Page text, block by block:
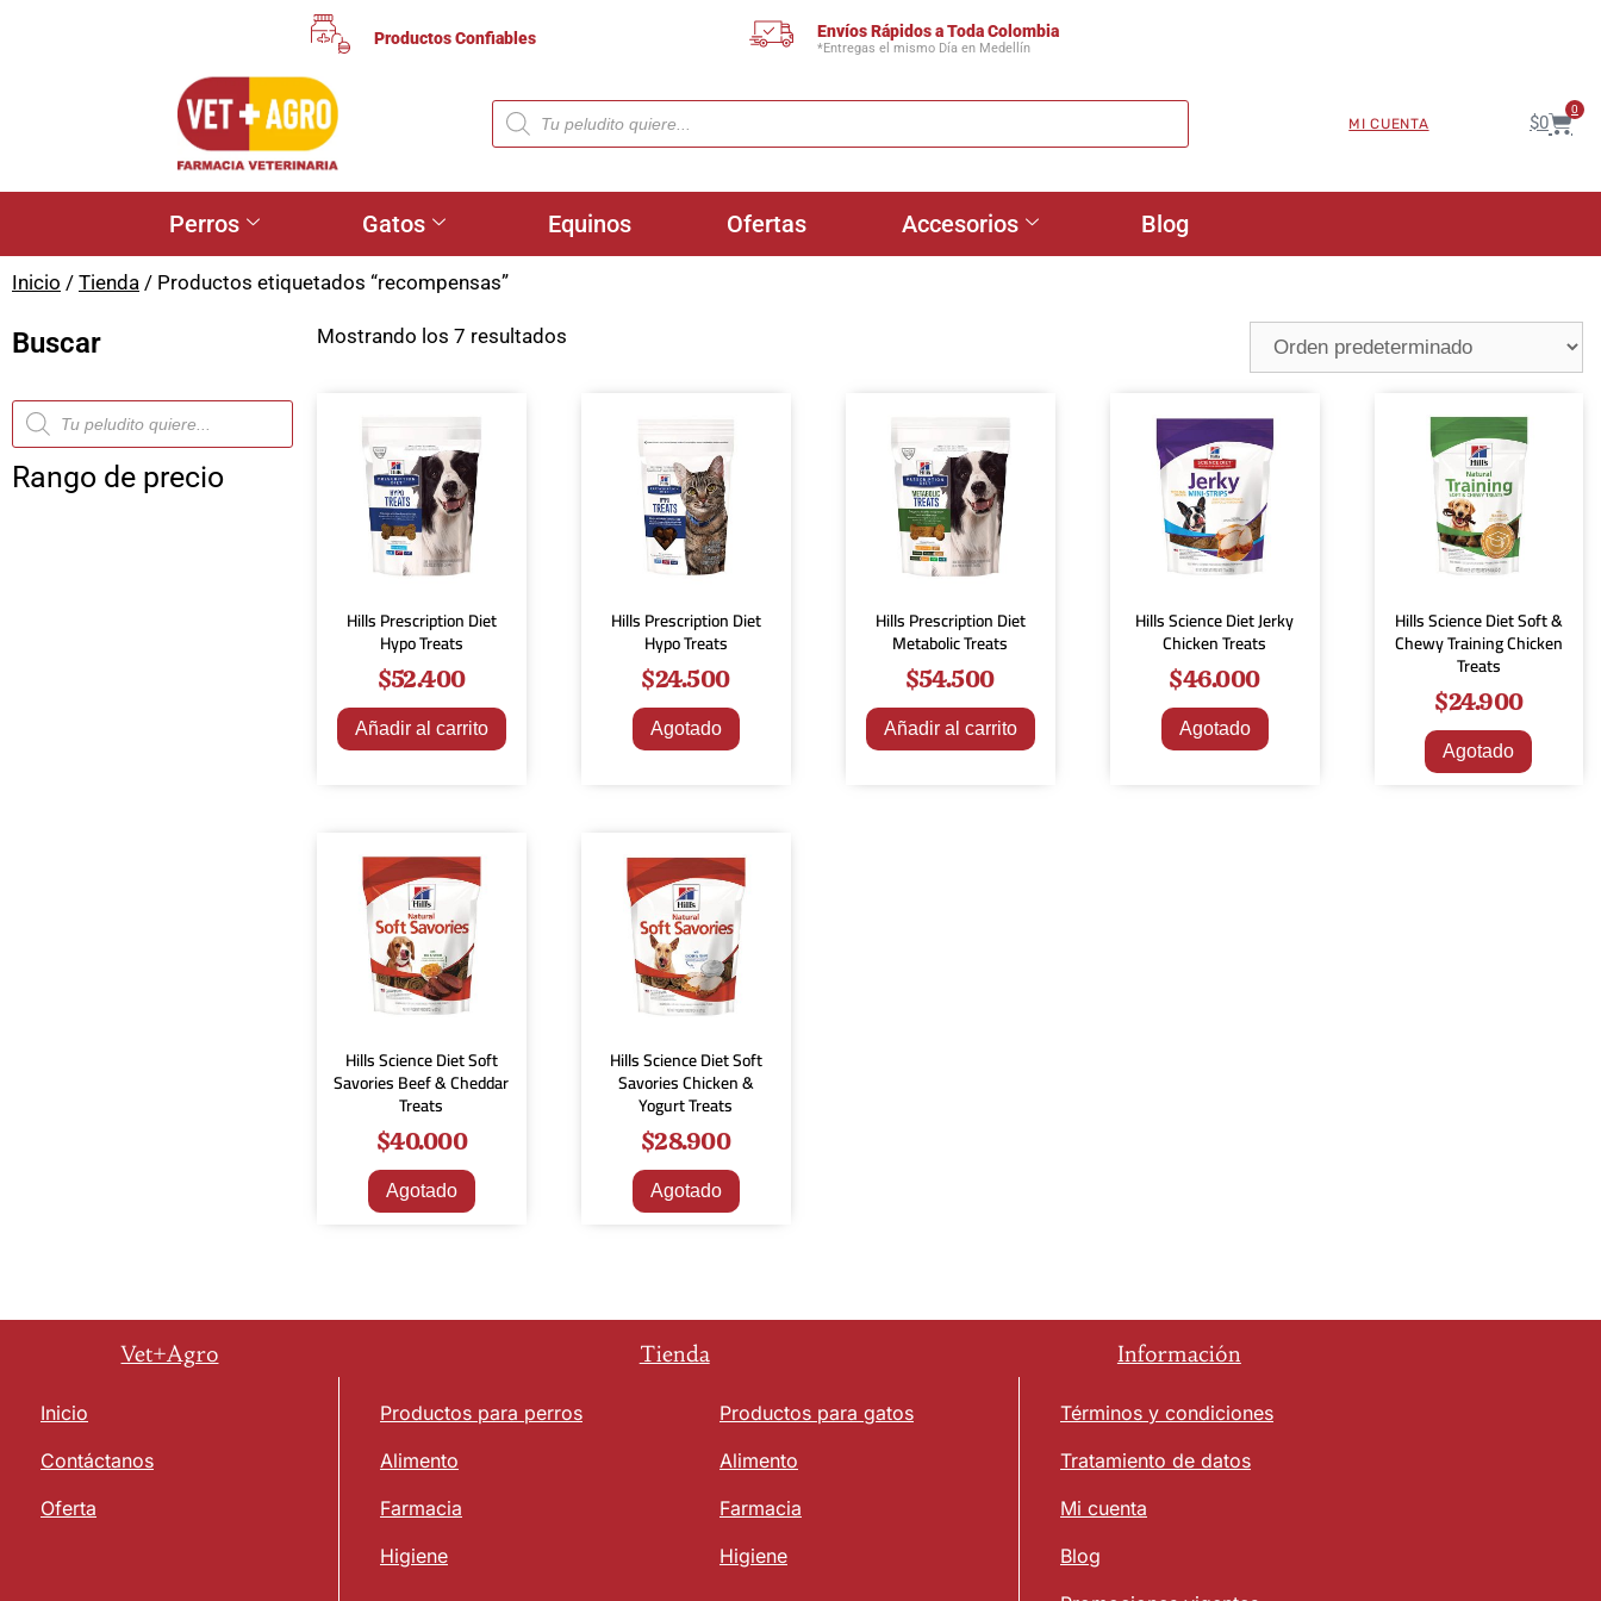
Productos Confiables Envíos Rápidos a Toda Colombia
*Entregas el mismo Día en Medellín
MI CUENTA $0
0
Perros Gatos Equinos Ofertas Accesorios Blog
Inicio / Tienda / Productos etiquetados “recompensas”
Buscar
Rango de precio
Mostrando los 7 resultados
Hills Prescription Diet
Hypo Treats
$52.400
Añadir al carrito
Hills Prescription Diet
Hypo Treats
$24.500
Agotado
Hills Prescription Diet
Metabolic Treats
$54.500
Añadir al carrito
Hills Science Diet Jerky
Chicken Treats
$46.000
Agotado
Hills Science Diet Soft &
Chewy Training Chicken
Treats
$24.900
Agotado
Hills Science Diet Soft
Savories Beef & Cheddar
Treats
$40.000
Agotado
Hills Science Diet Soft
Savories Chicken &
Yogurt Treats
$28.900
Agotado
Vet+Agro Tienda Información
Inicio
Contáctanos
Oferta
Productos para perros
Alimento
Farmacia
Higiene
Productos para gatos
Alimento
Farmacia
Higiene
Términos y condiciones
Tratamiento de datos
Mi cuenta
Blog